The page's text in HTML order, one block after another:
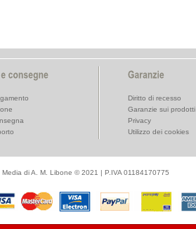
Diritto di recesso
Garanzie sui prodotti
Privacy
Utilizzo dei cookies
Media di A. M. Libone © 2021 | P.IVA 01184170775